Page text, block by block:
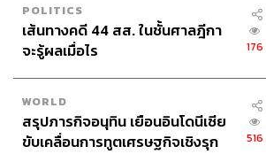
POLITICS
เส้นทางคดี 44 สส. ในชั้นศาลฎีกา
จะรู้ผลเมื่อไร
176
WORLD
สรุปภารกิจอนุทิน เยือนอินโดนีเซีย
ขับเคลื่อนการทูตเศรษฐกิจเชิงรุก
516